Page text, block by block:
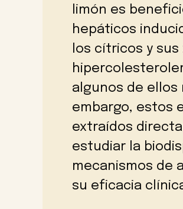
limón es
hepáticos
los cítricos y
algunos de ellos
embargo, estos
extraídos
estudiar la
mecanismos de
su eficacia